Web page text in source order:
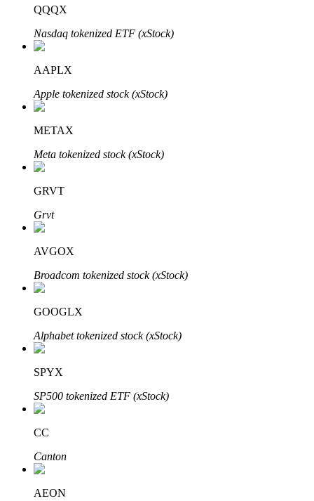
Automatyczna inwestycja
Zdobądź długoterminowy zysk i elastyczne zainteresowania
Naucz się stakingu
Dowiedz się, jak uzyskać dochód pasywny
Bitrue
AI
Bitruści Partnerzy
QQQX
Nasdaq tokenized ETF (xStock)
AAPLX
Apple tokenized stock (xStock)
METAX
Meta tokenized stock (xStock)
GRVT
Grvt
AVGOX
Broadcom tokenized stock (xStock)
GOOGLX
Alphabet tokenized stock (xStock)
SPYX
SP500 tokenized ETF (xStock)
CC
Canton
AEON